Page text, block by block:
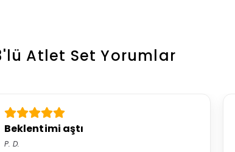
Atlet Set Yorumlar
Beklentimi aştı
P. D.